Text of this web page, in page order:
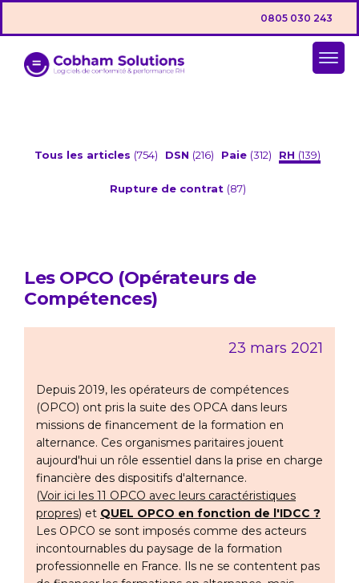
0805 030 243
Tous les articles (754) DSN (216) Paie (312) RH (139)
Rupture de contrat (87)
Les OPCO (Opérateurs de
Compétences)
23 mars 2021
Depuis 2019, les opérateurs de compétences
(OPCO) ont pris la suite des OPCA dans leurs
missions de financement de la formation en
alternance. Ces organismes paritaires jouent
aujourd'hui un rôle essentiel dans la prise en charge
financière des dispositifs d'alternance.
(Voir ici les 11 OPCO avec leurs caractéristiques
propres) et QUEL OPCO en fonction de l'IDCC ?
Les OPCO se sont imposés comme des acteurs
incontournables du paysage de la formation
professionnelle en France. Ils ne se contentent pas